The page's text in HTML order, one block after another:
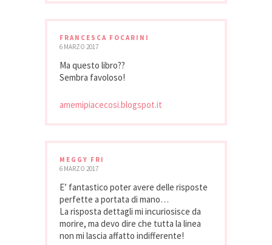
FRANCESCA FOCARINI
6 MARZO 2017
Ma questo libro??
Sembra favoloso!
amemipiacecosi.blogspot.it
MEGGY FRI
6 MARZO 2017
E’ fantastico poter avere delle risposte
perfette a portata di mano…
La risposta dettagli mi incuriosisce da
morire, ma devo dire che tutta la linea
non mi lascia affatto indifferente!